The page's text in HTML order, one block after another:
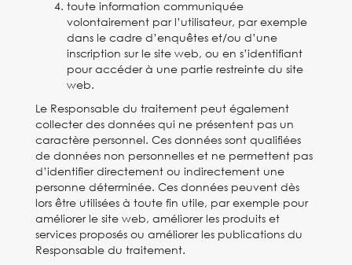
toute information communiquée
volontairement par l’utilisateur, par exemple
dans le cadre d’enquêtes et/ou d’une
inscription sur le site web, ou en s’identifiant
pour accéder à une partie restreinte du site
web.
Le Responsable du traitement peut également
collecter des données qui ne présentent pas un
caractère personnel. Ces données sont qualifiées
de données non personnelles et ne permettent pas
d’identifier directement ou indirectement une
personne déterminée. Ces données peuvent dès
lors être utilisées à toute fin utile, par exemple pour
améliorer le site web, améliorer les produits et
services proposés ou améliorer les publications du
Responsable du traitement.